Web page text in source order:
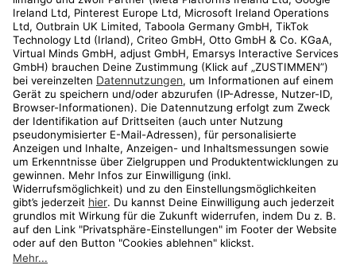
Kundenservice
Shop
Aktionen
Travel